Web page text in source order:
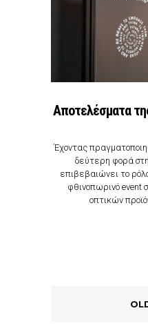
Αποτελέσματα
Έχοντας
δεύτερη φορά
επιβεβαιώνει το
φθινοπωρινό event
οπτικών